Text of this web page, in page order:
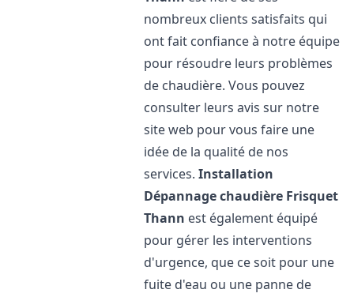
nombreux clients satisfaits qui
ont fait confiance à notre équipe
pour résoudre leurs problèmes
de chaudière. Vous pouvez
consulter leurs avis sur notre
site web pour vous faire une
idée de la qualité de nos
services.Installation
Dépannage chaudière Frisquet
Thann est également équipé
pour gérer les interventions
d'urgence, que ce soit pour une
fuite d'eau ou une panne de